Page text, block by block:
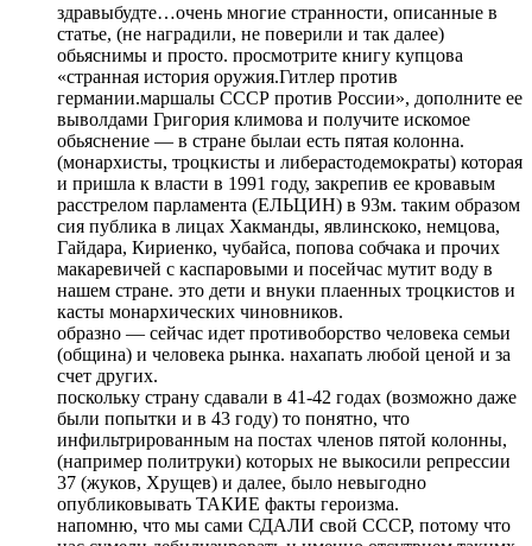
здравыбудте…очень многие странности, описанные в
статье, (не наградили, не поверили и так далее)
обьяснимы и просто. просмотрите книгу купцова
«странная история оружия.Гитлер против
германии.маршалы СССР против России», дополните ее
выволдами Григория климова и получите искомое
обьяснение — в стране былаи есть пятая колонна.
(монархисты, троцкисты и либерастодемократы) которая
и пришла к власти в 1991 году, закрепив ее кровавым
расстрелом парламента (ЕЛЬЦИН) в 93м. таким образом
сия публика в лицах Хакманды, явлинскоко, немцова,
Гайдара, Кириенко, чубайса, попова собчака и прочих
макаревичей с каспаровыми и посейчас мутит воду в
нашем стране. это дети и внуки плаенных троцкистов и
касты монархических чиновников.
образно — сейчас идет противоборство человека семьи
(община) и человека рынка. нахапать любой ценой и за
счет других.
поскольку страну сдавали в 41-42 годах (возможно даже
были попытки и в 43 году) то понятно, что
инфильтрированным на постах членов пятой колонны,
(например политруки) которых не выкосили репрессии
37 (жуков, Хрущев) и далее, было невыгодно
опубликовывать ТАКИЕ факты героизма.
напомню, что мы сами СДАЛИ свой СССР, потому что